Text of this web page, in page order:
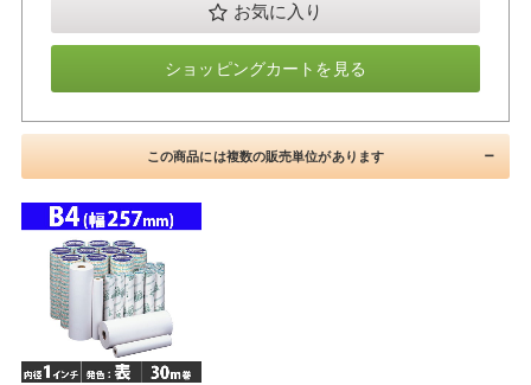
お気に入り
ショッピングカートを見る
この商品には複数の販売単位があります